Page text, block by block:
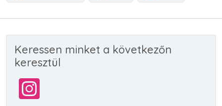
Keressen minket a következőn
keresztül